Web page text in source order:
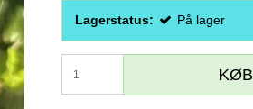
Lagerstatus: På lager
KØB